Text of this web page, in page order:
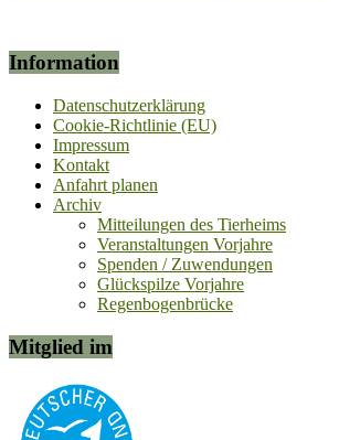
Information
Datenschutzerklärung
Cookie-Richtlinie (EU)
Impressum
Kontakt
Anfahrt planen
Archiv
Mitteilungen des Tierheims
Veranstaltungen Vorjahre
Spenden / Zuwendungen
Glückspilze Vorjahre
Regenbogenbrücke
Mitglied im